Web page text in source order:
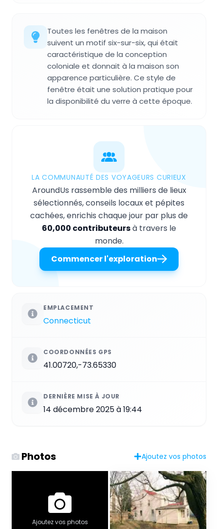
Toutes les fenêtres de la maison
suivent un motif six-sur-six, qui était
caractéristique de la conception
coloniale et donnait à la maison son
apparence particulière. Ce style de
fenêtre était une solution pratique pour
la disponibilité du verre à cette époque.
LA COMMUNAUTÉ DES VOYAGEURS CURIEUX
AroundUs rassemble des milliers de lieux
sélectionnés, conseils locaux et pépites
cachées, enrichis chaque jour par plus de
60,000 contributeursà travers le
monde.
Commencer l'exploration
EMPLACEMENT
Connecticut
COORDONNÉES GPS
41.00720,-73.65330
DERNIÈRE MISE À JOUR
14 décembre 2025 à 19:44
Photos Ajoutez vos photos
Ajoutez vos photos